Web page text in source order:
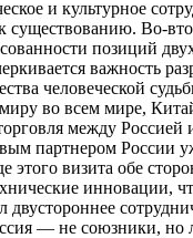
и культурное
Во-
позиций
важность
человеческой
во всем мире,
между
партнером России
визита обе
— не союзники, но